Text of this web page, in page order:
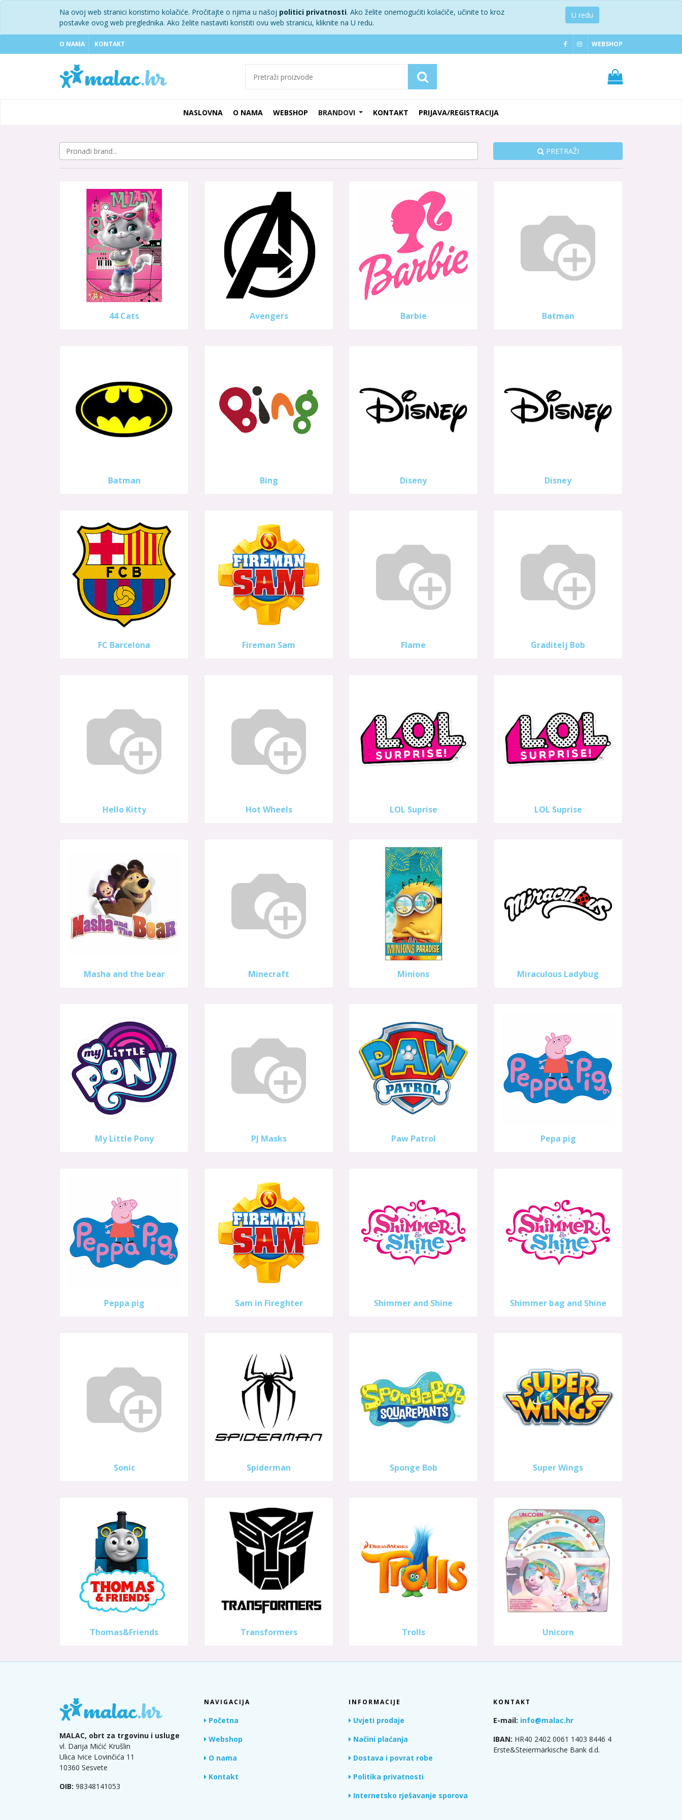
Na ovoj web stranici koristimo kolačiće. Pročitajte o njima u našoj politici privatnosti. Ako želite onemogućiti kolaćiče, učinite to kroz
postavke ovog web preglednika. Ako želite nastaviti koristiti ovu web stranicu, kliknite na U redu.
U redu
O NAMA KONTAKT WEBSHOP
NASLOVNA O NAMA WEBSHOP BRANDOVI KONTAKT PRIJAVA/REGISTRACIJA
PRETRAŽI
44 Cats Avengers Barbie Batman
Batman Bing Diseny Disney
FC Barcelona Fireman Sam Flame Graditelj Bob
Hello Kitty Hot Wheels LOL Suprise LOL Suprise
Masha and the bear Minecraft Minions Miraculous Ladybug
My Little Pony PJ Masks Paw Patrol Pepa pig
Peppa pig Sam in Fireghter Shimmer and Shine Shimmer bag and Shine
Sonic Spiderman Sponge Bob Super Wings
Thomas&Friends Transformers Trolls Unicorn
MALAC, obrt za trgovinu i usluge
vl. Darija Mićić Krušlin
Ulica Ivice Lovinčića 11
10360 Sesvete
OIB: 98348141053
NAVIGACIJA
Početna
Webshop
O nama
Kontakt
INFORMACIJE
Uvjeti prodaje
Načini plaćanja
Dostava i povrat robe
Politika privatnosti
Internetsko rješavanje sporova
KONTAKT
E-mail: info@malac.hr
IBAN: HR40 2402 0061 1403 8446 4
Erste&Steiermärkische Bank d.d.